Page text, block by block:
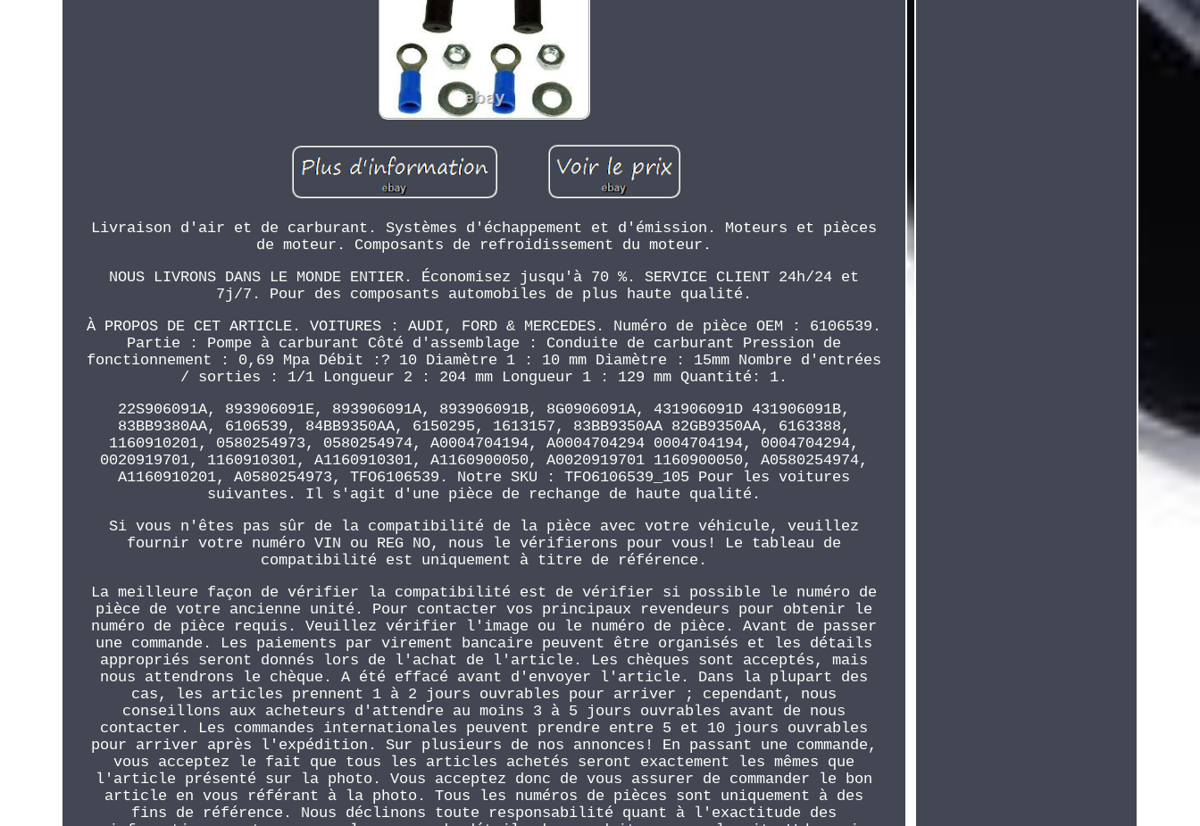
Livraison d'air et de carburant. Systèmes d'échappement et d'émission. Moteurs et pièces
de moteur. Composants de refroidissement du moteur.
NOUS LIVRONS DANS LE MONDE ENTIER. Économisez jusqu'à 70 %. SERVICE CLIENT 24h/24 et
7j/7. Pour des composants automobiles de plus haute qualité.
À PROPOS DE CET ARTICLE. VOITURES : AUDI, FORD & MERCEDES. Numéro de pièce OEM : 6106539.
Partie : Pompe à carburant Côté d'assemblage : Conduite de carburant Pression de
fonctionnement : 0,69 Mpa Débit :? 10 Diamètre 1 : 10 mm Diamètre : 15mm Nombre d'entrées
/ sorties : 1/1 Longueur 2 : 204 mm Longueur 1 : 129 mm Quantité: 1.
22S906091A, 893906091E, 893906091A, 893906091B, 8G0906091A, 431906091D 431906091B,
83BB9380AA, 6106539, 84BB9350AA, 6150295, 1613157, 83BB9350AA 82GB9350AA, 6163388,
1160910201, 0580254973, 0580254974, A0004704194, A0004704294 0004704194, 0004704294,
0020919701, 1160910301, A1160910301, A1160900050, A0020919701 1160900050, A0580254974,
A1160910201, A0580254973, TFO6106539. Notre SKU : TFO6106539_105 Pour les voitures
suivantes. Il s'agit d'une pièce de rechange de haute qualité.
Si vous n'êtes pas sûr de la compatibilité de la pièce avec votre véhicule, veuillez
fournir votre numéro VIN ou REG NO, nous le vérifierons pour vous! Le tableau de
compatibilité est uniquement à titre de référence.
La meilleure façon de vérifier la compatibilité est de vérifier si possible le numéro de
pièce de votre ancienne unité. Pour contacter vos principaux revendeurs pour obtenir le
numéro de pièce requis. Veuillez vérifier l'image ou le numéro de pièce. Avant de passer
une commande. Les paiements par virement bancaire peuvent être organisés et les détails
appropriés seront donnés lors de l'achat de l'article. Les chèques sont acceptés, mais
nous attendrons le chèque. A été effacé avant d'envoyer l'article. Dans la plupart des
cas, les articles prennent 1 à 2 jours ouvrables pour arriver ; cependant, nous
conseillons aux acheteurs d'attendre au moins 3 à 5 jours ouvrables avant de nous
contacter. Les commandes internationales peuvent prendre entre 5 et 10 jours ouvrables
pour arriver après l'expédition. Sur plusieurs de nos annonces! En passant une commande,
vous acceptez le fait que tous les articles achetés seront exactement les mêmes que
l'article présenté sur la photo. Vous acceptez donc de vous assurer de commander le bon
article en vous référant à la photo. Tous les numéros de pièces sont uniquement à des
fins de référence. Nous déclinons toute responsabilité quant à l'exactitude des